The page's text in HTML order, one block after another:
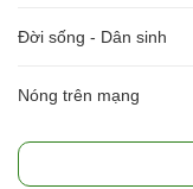
Đời sống - Dân sinh
Nóng trên mạng